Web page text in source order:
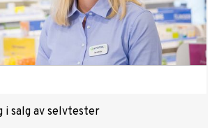
i salg av selvtester